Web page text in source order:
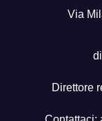
Via
Direttore